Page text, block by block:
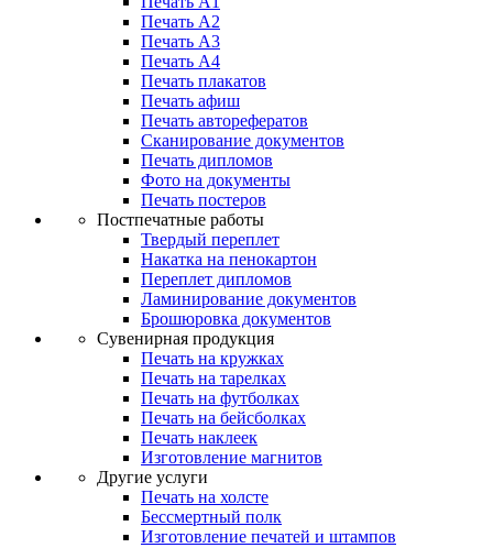
Печать А2
Печать А3
Печать А4
Печать плакатов
Печать афиш
Печать авторефератов
Сканирование документов
Печать дипломов
Фото на документы
Печать постеров
Постпечатные работы
Твердый переплет
Накатка на пенокартон
Переплет дипломов
Ламинирование документов
Брошюровка документов
Сувенирная продукция
Печать на кружках
Печать на тарелках
Печать на футболках
Печать на бейсболках
Печать наклеек
Изготовление магнитов
Другие услуги
Печать на холсте
Бессмертный полк
Изготовление печатей и штампов